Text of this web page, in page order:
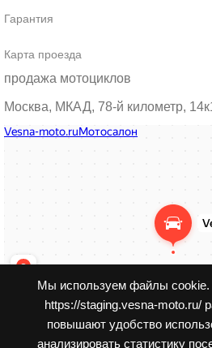
Мы используем файлы cookie.
https://staging.vesna-moto.ru/
повышают удобство
анализировать статистику
Гарантия
Карта проезда
продажа мотоциклов
Москва, МКАД, 78-й километр,